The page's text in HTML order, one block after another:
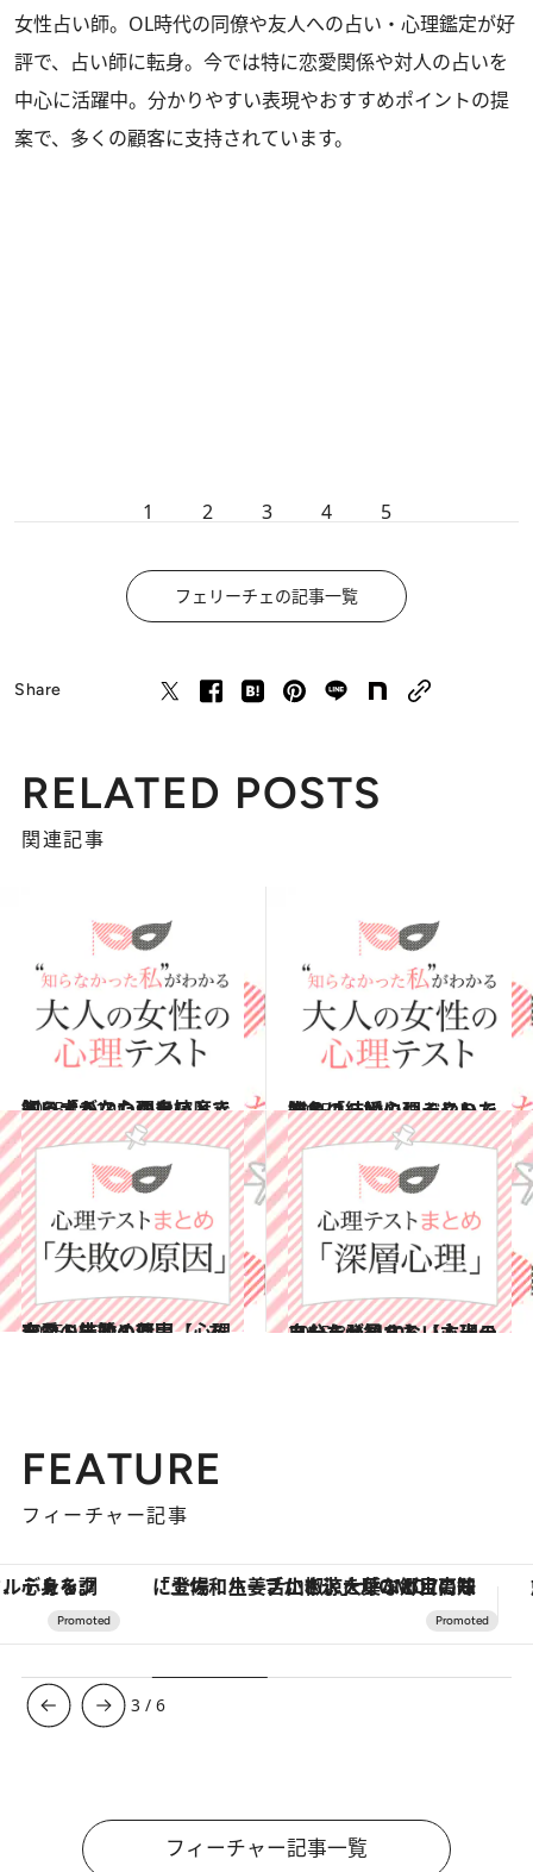
女性占い師。OL時代の同僚や友人への占い・心理鑑定が好
評で、占い師に転身。今では特に恋愛関係や対人の占いを
中心に活躍中。分かりやすい表現やおすすめポイントの提
案で、多くの顧客に支持されています。
1 2 3 4 5
フェリーチェの記事一覧
Share
RELATED POSTS
関連記事
2015.12.19
飼い犬がなつかないときどうする？心理テストで知る「あなたの鬼嫁度」
占い 2015.11.14
勝負の一瞬につぶやいたことは？ 心理テストで知る「結婚のしくじり方」
占い
2015.12.30
恋愛・結婚・仕事……あなたの失敗の原因【心理テストまとめ7】
占い 2015.8.21
あなたが知らない本当の自分を発見する【心理テストまとめ10】
占い
FEATURE
フィーチャー記事
「土佐和ハーブかき氷」がOMO7高知に登場！生姜、山椒、大葉など目にも舌にも涼を呼ぶ郷土の味 ヴァシュロン・コンスタンタ
3 /6
フィーチャー記事一覧